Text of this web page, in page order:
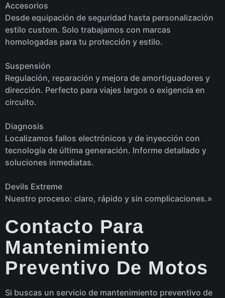
Accesorios
Desde equipación de seguridad hasta personalización
estilo custom. Solo trabajamos con marcas
homologadas para tu protección y estilo.
Suspensión
Regulación, reparación y mejora de amortiguadores y
dirección. Perfecto para viajes largos o exigencia en
circuito.
Diagnosis
Localizamos fallos electrónicos y de inyección con
tecnología de última generación. Informe detallado y
soluciones inmediatas.
Devils Extreme
Nuestro proceso: claro, rápido y sin complicaciones.»
Contacto Para
Mantenimiento
Preventivo De Motos
Si buscas un servicio de mantenimiento preventivo de